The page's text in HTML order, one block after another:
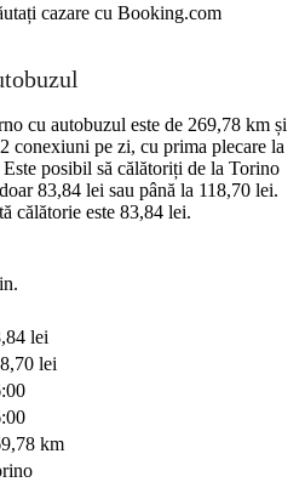
cazare cu Booking.com
cu autobuzul este de 269,78 km și
conexiuni pe zi, cu prima plecare la
posibil să călătoriți de la Torino
83,84 lei sau până la 118,70 lei.
călătorie este 83,84 lei.
lei
lei
km